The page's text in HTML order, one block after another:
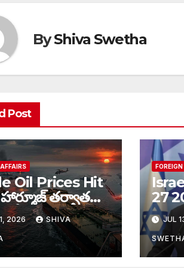
ByShiva Swetha
Post
Oil Prices Hit
హార్మూజ్‌ తర్వాత
ముడి
ధరలు భారీగా
2026 SHIVA
27
JUL